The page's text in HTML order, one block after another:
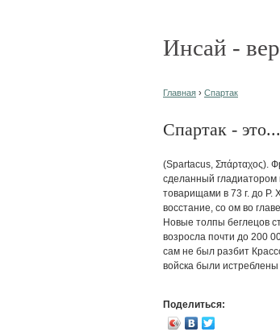
Инсай -
Главная › Спартак
Спартак - это...
(Spartacus, Σπάρταχος).
сделанный гладиатором
товарищами в 73 г. до Р.
восстание, со ом во
Новые толпы беглецов
возросла почти до 200
сам не был разбит
войска были
Поделиться: